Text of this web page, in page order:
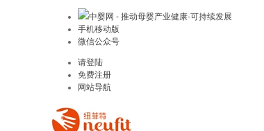
中婴网 - 推动母婴产业健康·可持续发展
手机移动版
微信公众号
请登陆
免费注册
网站导航